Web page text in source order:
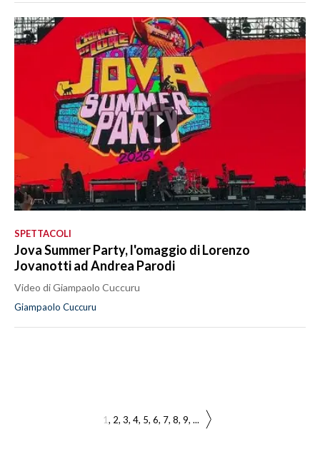
SPETTACOLI
Jova Summer Party, l'omaggio di Lorenzo
Jovanotti ad Andrea Parodi
Video di Giampaolo Cuccuru
Giampaolo Cuccuru
1 2 3 4 5 6 7 8 9 ...